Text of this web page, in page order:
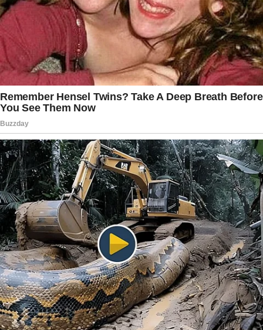
governo e oposição permanece no centro das
atenções e deve seguir influenciando o debate
público nacional.